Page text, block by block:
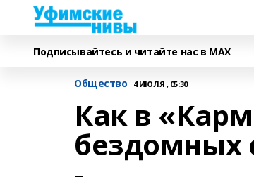
Подписывайтесь и читайте нас в MAX
Общество 4 ИЮЛЯ , 05:30
Как в
бездомных